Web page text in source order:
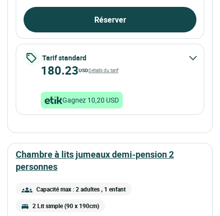
Réserver
Tarif standard
180.23USDDétails du tarif
Gagnez 10,20 USD
chambre à lits jumeaux demi-pension 2
personnes
Capacité max : 2 adultes, 1 enfant
2 Lit simple (90 x 190cm)